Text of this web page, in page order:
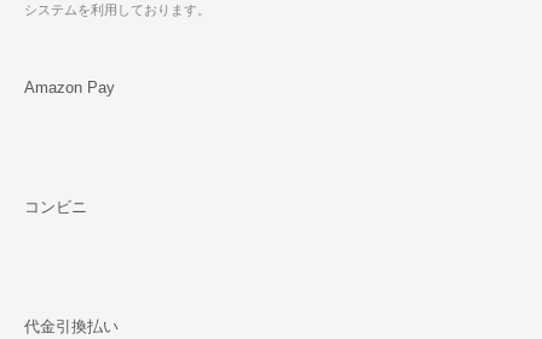
システムを利用しております。
Amazon Pay
コンビニ
代金引換払い